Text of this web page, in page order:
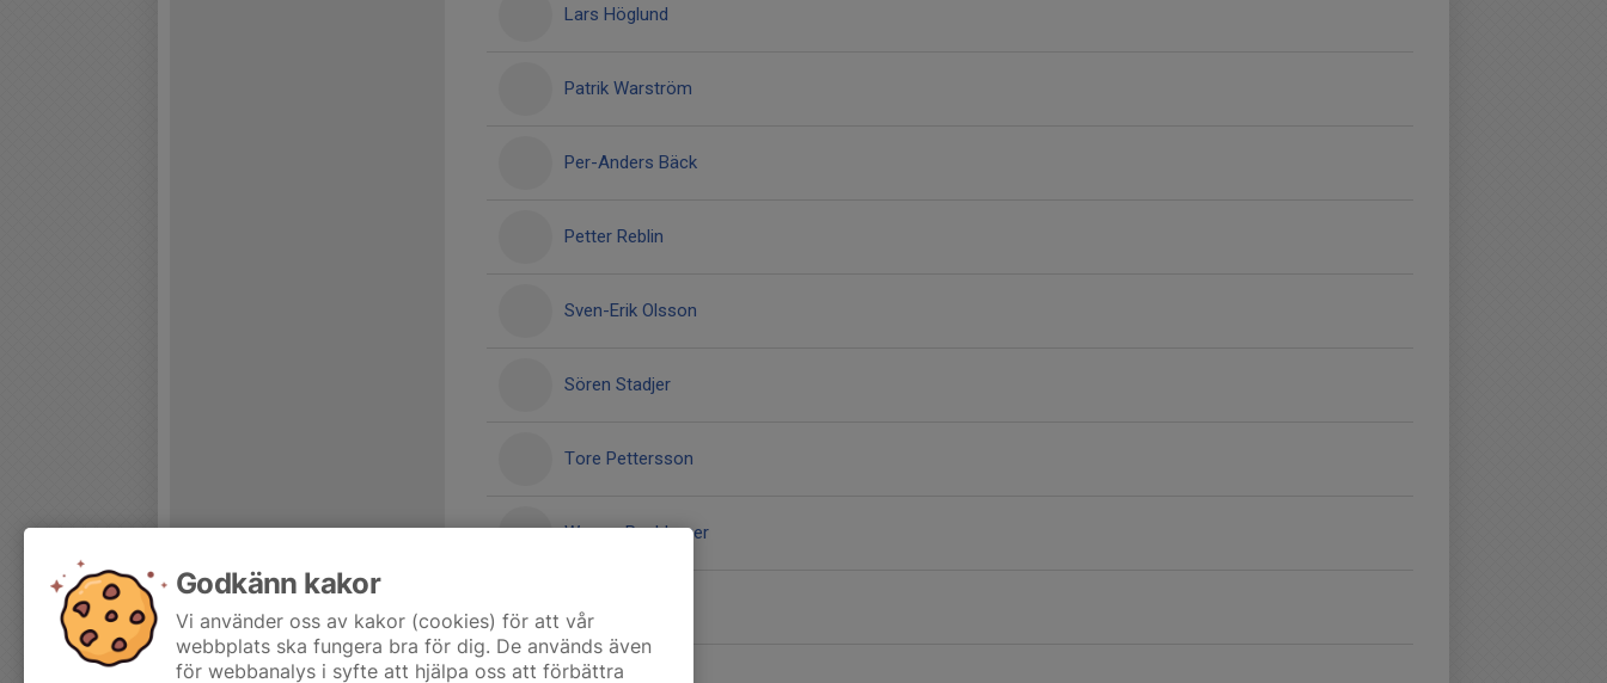
Lars Höglund
Patrik Warström
Per-Anders Bäck
Petter Reblin
Sven-Erik Olsson
Sören Stadjer
Tore Pettersson
Werner Rachbauer
Örjan Fridner
Godkänn kakor
Vi använder oss av kakor (cookies) för att vår
webbplats ska fungera bra för dig. De används även
för webbanalys i syfte att hjälpa oss att förbättra